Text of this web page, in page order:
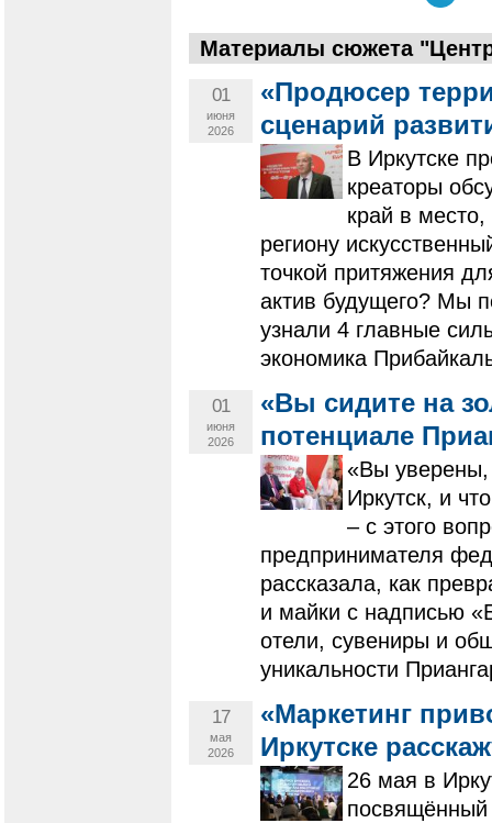
Материалы сюжета
01
июня
2026
«Продюсер
сценарий
В Иркутске
креаторы
край в
региону
точкой притяжения
актив будущего? Мы
узнали 4 главные
экономика
01
июня
2026
«Вы сидите на
потенциале
«Вы уверены,
Иркутск, и
– с этого
предпринимателя
рассказала, как
и майки с надписью
отели, сувениры и
уникальности
17
мая
2026
«Маркетинг
Иркутске
26 мая в
посвящённый